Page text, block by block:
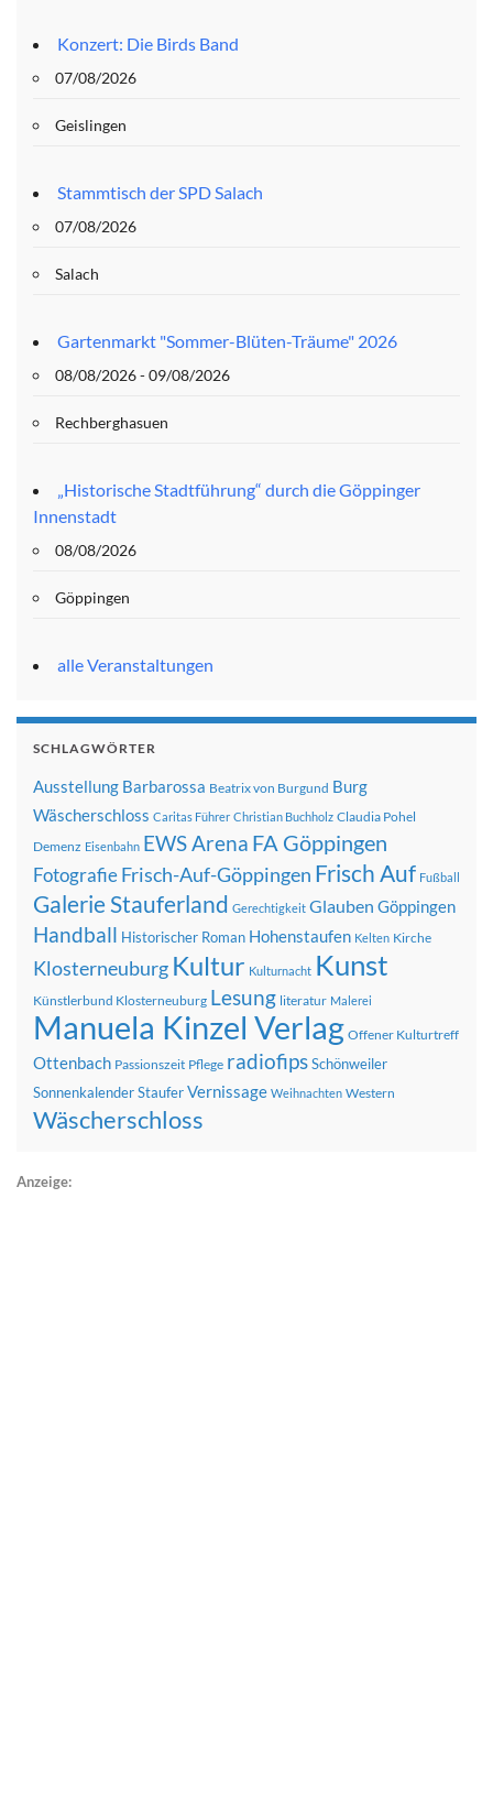
Konzert: Die Birds Band
07/08/2026
Geislingen
Stammtisch der SPD Salach
07/08/2026
Salach
Gartenmarkt "Sommer-Blüten-Träume" 2026
08/08/2026 - 09/08/2026
Rechberghasuen
„Historische Stadtführung“ durch die Göppinger
Innenstadt
08/08/2026
Göppingen
alle Veranstaltungen
SCHLAGWÖRTER
Ausstellung Barbarossa Beatrix von Burgund Burg
Wäscherschloss Caritas Führer Christian Buchholz Claudia Pohel
Demenz Eisenbahn EWS Arena FA Göppingen
FotografieFrisch-Auf-Göppingen Frisch Auf Fußball
Galerie Stauferland Gerechtigkeit Glauben Göppingen
Handball Historischer Roman Hohenstaufen Kelten Kirche
Klosterneuburg Kultur Kulturnacht Kunst
Künstlerbund Klosterneuburg Lesung literatur Malerei
Manuela Kinzel Verlag Offener Kulturtreff
Ottenbach Passionszeit Pflege radiofipsSchönweiler
SonnenkalenderStauferVernissage Weihnachten Western
Wäscherschloss
Anzeige: